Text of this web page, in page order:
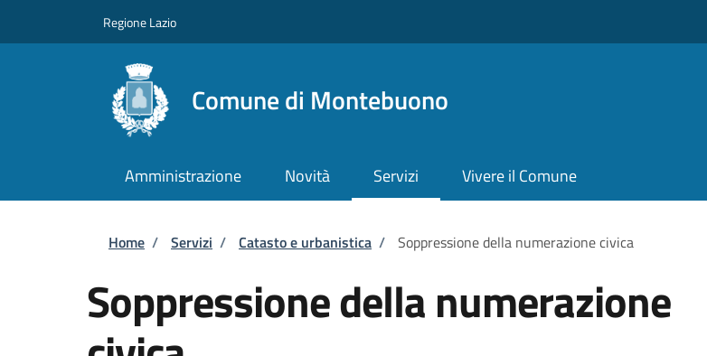
Regione Lazio
Comune di Montebuono
Amministrazione Novità Servizi Vivere il Comune
Briciole di pane
Home / Servizi / Catasto e urbanistica / Soppressione della numerazione civica
Soppressione della numerazione